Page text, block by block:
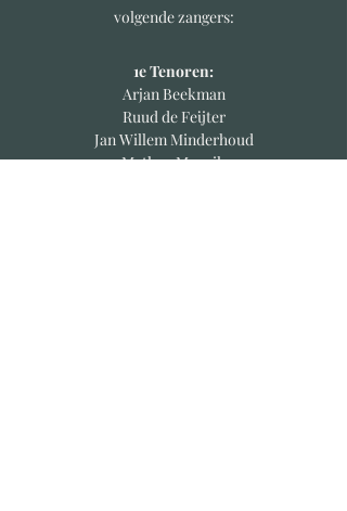
volgende zangers:
1e Tenoren:
Arjan Beekman
Ruud de Feijter
Jan Willem Minderhoud
Matheo Mourik